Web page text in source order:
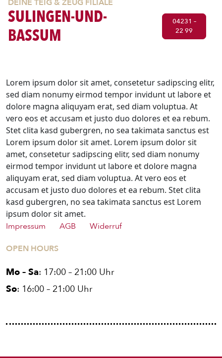
ENTDECKE UNSER ZEUG
DEINE TEIG & ZEUG FILIALE
SULINGEN-UND-
BASSUM
04231 –
22 99
Lorem ipsum dolor sit amet, consetetur sadipscing elitr,
sed diam nonumy eirmod tempor invidunt ut labore et
dolore magna aliquyam erat, sed diam voluptua. At
vero eos et accusam et justo duo dolores et ea rebum.
Stet clita kasd gubergren, no sea takimata sanctus est
Lorem ipsum dolor sit amet. Lorem ipsum dolor sit
amet, consetetur sadipscing elitr, sed diam nonumy
eirmod tempor invidunt ut labore et dolore magna
aliquyam erat, sed diam voluptua. At vero eos et
accusam et justo duo dolores et ea rebum. Stet clita
kasd gubergren, no sea takimata sanctus est Lorem
ipsum dolor sit amet.
Impressum
AGB Widerruf
OPEN HOURS
Mo – Sa: 17:00 – 21:00 Uhr
So: 16:00 – 21:00 Uhr